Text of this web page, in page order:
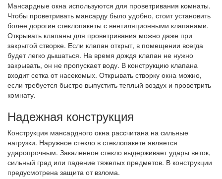
Мансардные окна используются для проветривания комнаты.
Чтобы проветривать мансарду было удобно, стоит установить
более дорогие стеклопакеты с вентиляционными клапанами.
Открывать клапаны для проветривания можно даже при
закрытой створке. Если клапан открыт, в помещении всегда
будет легко дышаться. На время дождя клапан не нужно
закрывать, он не пропускает воду. В конструкцию клапана
входит сетка от насекомых. Открывать створку окна можно,
если требуется быстро выпустить теплый воздух и проветрить
комнату.
Надежная конструкция
Конструкция мансардного окна рассчитана на сильные
нагрузки. Наружное стекло в стеклопакете является
ударопрочным. Закаленное стекло выдерживает удары веток,
сильный град или падение тяжелых предметов. В конструкции
предусмотрена защита от взлома.